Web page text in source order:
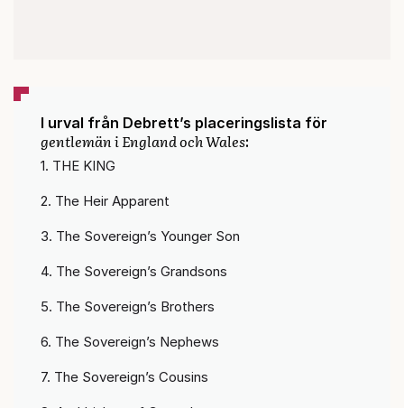
I urval från Debrett’s placeringslista för
gentlemän i England och Wales:
1. THE KING
2. The Heir Apparent
3. The Sovereign’s Younger Son
4. The Sovereign’s Grandsons
5. The Sovereign’s Brothers
6. The Sovereign’s Nephews
7. The Sovereign’s Cousins